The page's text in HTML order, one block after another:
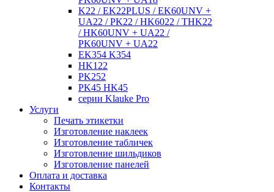
K22 / EK22PLUS / EK60UNV +
UA22 / PK22 / HK6022 / THK22
/ HK60UNV + UA22 /
PK60UNV + UA22
EK354 K354
HK122
PK252
PK45 HK45
серии Klauke Pro
Услуги
Печать этикетки
Изготовление наклеек
Изготовление табличек
Изготовление шильдиков
Изготовление панелей
Оплата и доставка
Контакты